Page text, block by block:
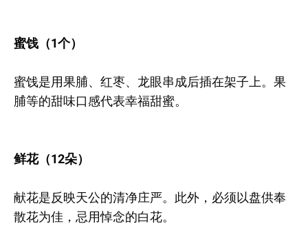
蜜饯（1个）
蜜饯是用果脯、红枣、龙眼串成后插在架子上。果
脯等的甜味口感代表幸福甜蜜。
鲜花（12朵）
献花是反映天公的清净庄严。此外，必须以盘供奉
散花为佳，忌用悼念的白花。